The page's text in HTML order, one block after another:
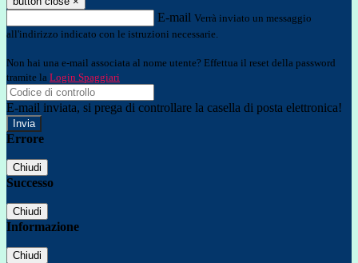
E-mail Verrà inviato un messaggio
all'indirizzo indicato con le istruzioni necessarie.
Non hai una e-mail associata al nome utente? Effettua il reset della password
tramite la Login Spaggiari
E-mail inviata, si prega di controllare la casella di posta elettronica!
Errore
Chiudi
Successo
Chiudi
Informazione
Chiudi